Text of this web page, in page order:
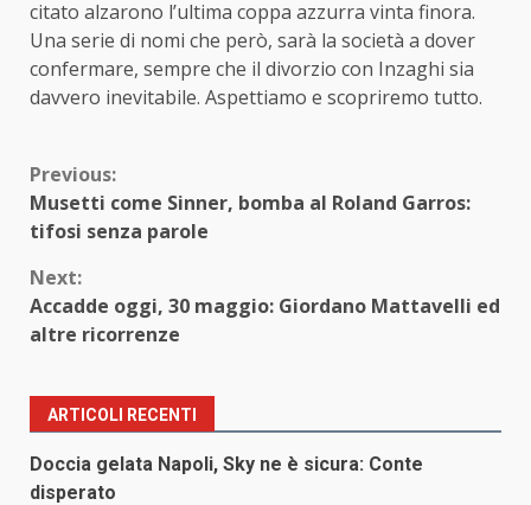
citato alzarono l’ultima coppa azzurra vinta finora.
Una serie di nomi che però, sarà la società a dover
confermare, sempre che il divorzio con Inzaghi sia
davvero inevitabile. Aspettiamo e scopriremo tutto.
Continue
Reading
Previous:
Musetti come Sinner, bomba al Roland Garros:
tifosi senza parole
Next:
Accadde oggi, 30 maggio: Giordano Mattavelli ed
altre ricorrenze
ARTICOLI RECENTI
Doccia gelata Napoli, Sky ne è sicura: Conte
disperato